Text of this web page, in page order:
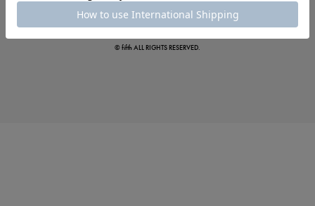
© fifth ALL RIGHTS RESERVED.